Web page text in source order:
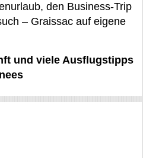
den Business-Trip
– Graissac auf eigene
und viele Ausflugstipps